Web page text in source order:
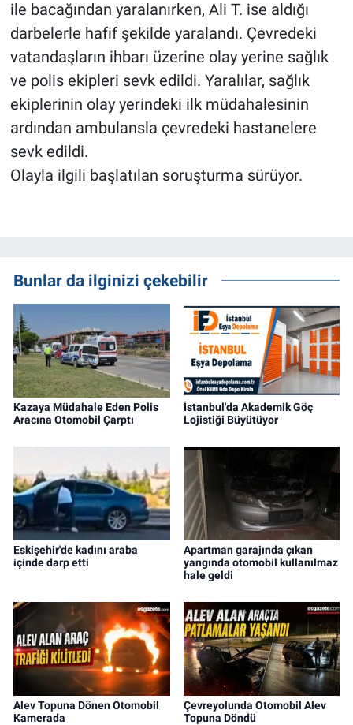
ile bacağından yaralanırken, Ali T. ise aldığı
darbelerle hafif şekilde yaralandı. Çevredeki
vatandaşların ihbarı üzerine olay yerine sağlık
ve polis ekipleri sevk edildi. Yaralılar, sağlık
ekiplerinin olay yerindeki ilk müdahalesinin
ardından ambulansla çevredeki hastanelere
sevk edildi.
Olayla ilgili başlatılan soruşturma sürüyor.
Bunlar da ilginizi çekebilir
Kazaya Müdahale Eden Polis
Aracına Otomobil Çarptı
İstanbul'da Akademik Göç
Lojistiği Büyütüyor
Eskişehir'de kadını araba
içinde darp etti
Apartman garajında çıkan
yangında otomobil kullanılmaz
hale geldi
Alev Topuna Dönen Otomobil
Kamerada
Çevreyolunda Otomobil Alev
Topuna Döndü